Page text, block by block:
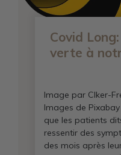
Covid
verte à
Image par Clker-
Images de
que les patients
ressentir des
des mois après